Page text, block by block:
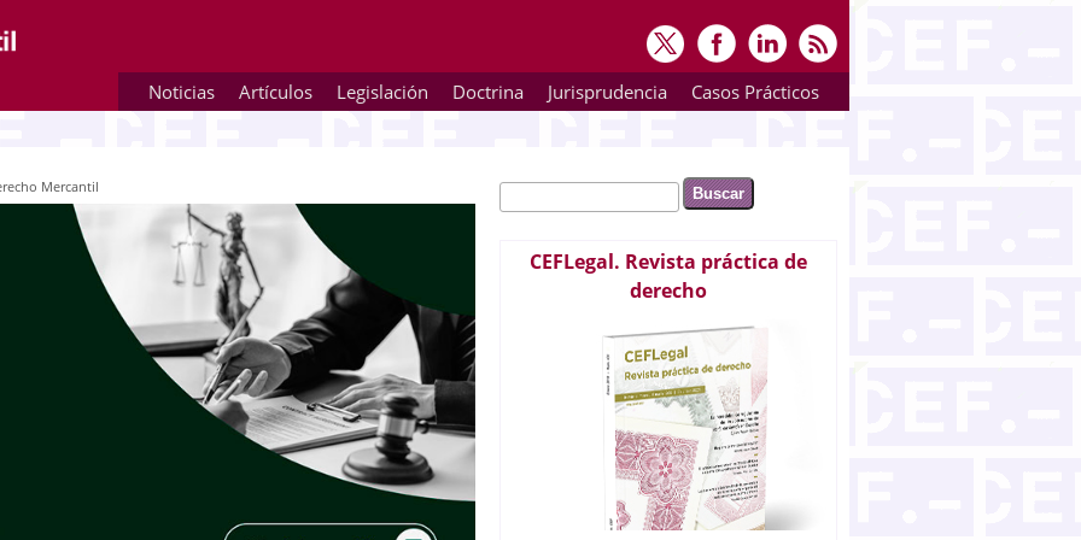
Noticias Artículos Legislación Doctrina Jurisprudencia Casos Prácticos
Mercantil Formulario de búsqueda
Buscar
CEFLegal. Revista práctica de
derecho